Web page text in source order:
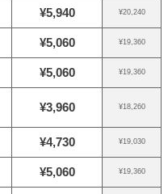
¥5,940 ¥20,240
¥5,060 ¥19,360
¥5,060 ¥19,360
¥3,960 ¥18,260
¥4,730 ¥19,030
¥5,060 ¥19,360